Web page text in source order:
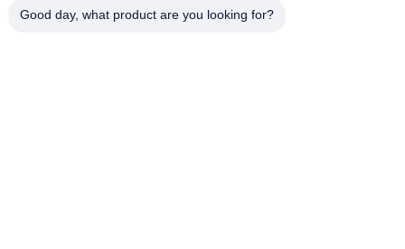
Good day, what product are you looking for?